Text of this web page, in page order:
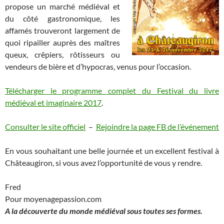
propose un marché médiéval et
du côté gastronomique, les
affamés trouveront largement de
quoi ripailler auprès des maîtres
queux, crêpiers, rôtisseurs ou
vendeurs de bière et d’hypocras, venus pour l’occasion.
Télécharger le programme complet du Festival du livre
médiéval et imaginaire 2017.
Consulter le site officiel – Rejoindre la page FB de l’événement
En vous souhaitant une belle journée et un excellent festival à
Châteaugiron, si vous avez l’opportunité de vous y rendre.
Fred
Pour moyenagepassion.com
A la découverte du monde médiéval sous toutes ses formes.